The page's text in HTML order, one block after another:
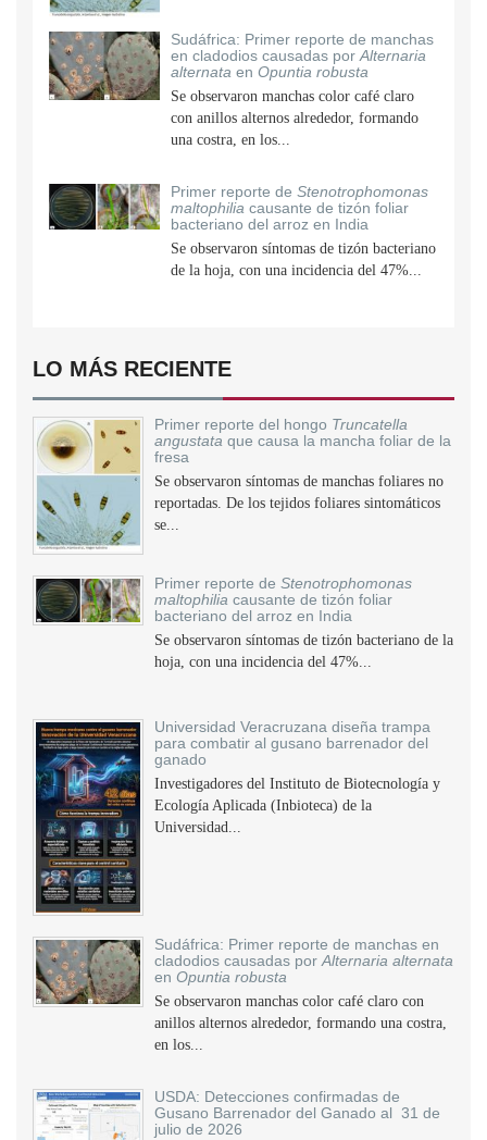
Sudáfrica: Primer reporte de manchas
en cladodios causadas porAlternaria
alternata en Opuntia robusta
Se observaron manchas color café claro
con anillos alternos alrededor, formando
una costra, en los...
Primer reporte de Stenotrophomonas
maltophilia causante de tizón foliar
bacteriano del arroz en India
Se observaron síntomas de tizón bacteriano
de la hoja, con una incidencia del 47%...
LO MÁS RECIENTE
Primer reporte del hongo Truncatella
angustata que causa la mancha foliar de la
fresa
Se observaron síntomas de manchas foliares no
reportadas. De los tejidos foliares sintomáticos
se...
Primer reporte de Stenotrophomonas
maltophilia causante de tizón foliar
bacteriano del arroz en India
Se observaron síntomas de tizón bacteriano de la
hoja, con una incidencia del 47%...
Universidad Veracruzana diseña trampa
para combatir al gusano barrenador del
ganado
Investigadores del Instituto de Biotecnología y
Ecología Aplicada (Inbioteca) de la
Universidad...
Sudáfrica: Primer reporte de manchas en
cladodios causadas porAlternaria alternata
en Opuntia robusta
Se observaron manchas color café claro con
anillos alternos alrededor, formando una costra,
en los...
USDA: Detecciones confirmadas de
Gusano Barrenador del Ganado al 31 de
julio de 2026